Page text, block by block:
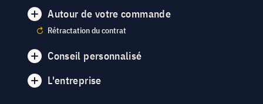
Autour de votre commande
Rétractation du contrat
Conseil personnalisé
L'entreprise